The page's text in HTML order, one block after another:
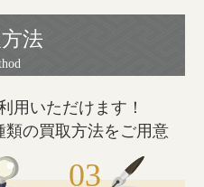
法
用いただけます！
の買取方法をご用意